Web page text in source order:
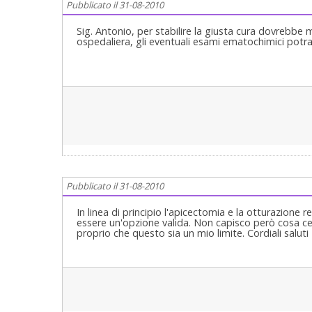
già stata fatta"….una volta individuato il dente e
più se fistolizzati...sono pericolosi non solo
l'Organismo intero....dal Granuloma possono
ed apparati importanti quali Rene, Cuore e tanti
esistono e sono pericolose ripeto!...queste
qualsiasi buon Dentista!... ....PER QUANTO
anni.... le consiglio di rivolgersi ad un buon
mare"......Cordialmente Gustavo Petti,
Pubblicato il 31-08-2010
Sig. Antonio, per stabilire la giusta cura
ospedaliera, gli eventuali esami ematochimici
Pubblicato il 31-08-2010
In linea di principio l'apicectomia e la otturazione
essere un'opzione valida. Non capisco però cosa
proprio che questo sia un mio limite. Cordiali saluti